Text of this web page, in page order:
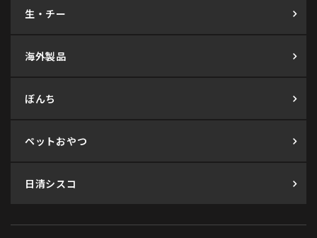
生・チー
海外製品
ぼんち
ペットおやつ
日清シスコ